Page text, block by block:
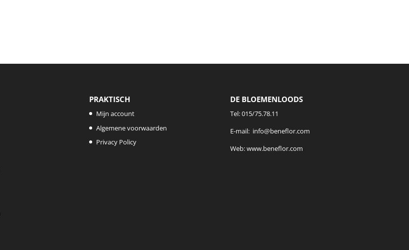
PRAKTISCH
Mijn account
Algemene voorwaarden
Privacy Policy
DE BLOEMENLOODS
Tel:015/75.78.11
E-mail: info@beneflor.com
Web:www.beneflor.com